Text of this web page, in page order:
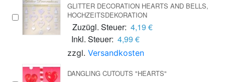
GLITTER DECORATION HEARTS AND BELLS,
HOCHZEITSDEKORATION
Zuzügl. Steuer: 4,19 €
Inkl. Steuer: 4,99 €
zzgl. Versandkosten
DANGLING CUTOUTS "HEARTS"